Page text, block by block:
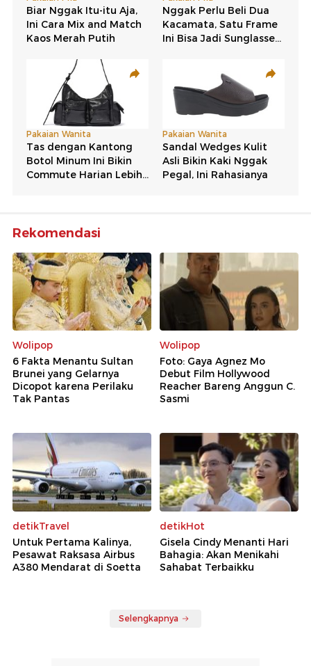
Rekomendasi
Wolipop
6 Fakta Menantu Sultan
Brunei yang Gelarnya
Dicopot karena Perilaku
Tak Pantas
Wolipop
Foto: Gaya Agnez Mo
Debut Film Hollywood
Reacher Bareng Anggun C.
Sasmi
detikTravel
Untuk Pertama Kalinya,
Pesawat Raksasa Airbus
A380 Mendarat di Soetta
detikHot
Gisela Cindy Menanti Hari
Bahagia: Akan Menikahi
Sahabat Terbaikku
Selengkapnya